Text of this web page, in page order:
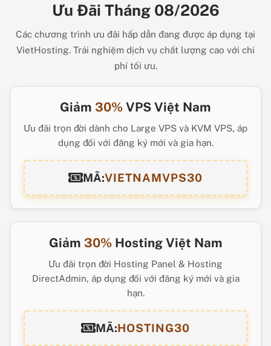
Ưu Đãi Tháng 08/2026
Các chương trình ưu đãi hấp dẫn đang được áp dụng tại
VietHosting. Trải nghiệm dịch vụ chất lượng cao với chi
phí tối ưu.
Giảm 30% VPS Việt Nam
Ưu đãi trọn đời dành cho Large VPS và KVM VPS, áp
dụng đối với đăng ký mới và gia hạn.
MÃ:VIETNAMVPS30
Giảm 30%Hosting Việt Nam
Ưu đãi trọn đời Hosting Panel & Hosting
DirectAdmin, áp dụng đối với đăng ký mới và gia
hạn.
MÃ:HOSTING30